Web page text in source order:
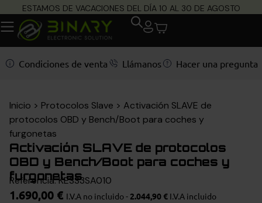
ESTAMOS DE VACACIONES DEL DÍA 10 AL 30 DE AGOSTO
Condiciones de venta Llámanos Hacer una pregunta
Inicio > Protocolos Slave > Activación SLAVE de
protocolos OBD y Bench/Boot para coches y
furgonetas
Activación SLAVE de protocolos
OBD y Bench/Boot para coches y
furgonetas
Referencia: KESS3SA010
1.690,00 € I.V.A no incluido - 2.044,90 € I.V.A incluido